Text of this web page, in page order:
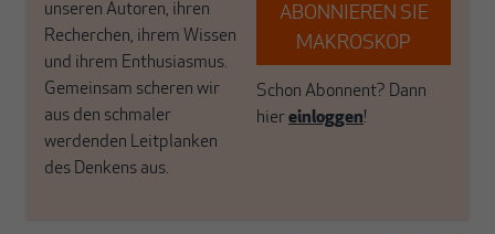
unseren Autoren, ihren
Recherchen, ihrem Wissen
und ihrem Enthusiasmus.
Gemeinsam scheren wir
aus den schmaler
werdenden Leitplanken
des Denkens aus.
ABONNIEREN SIE
MAKROSKOP
Schon Abonnent? Dann
hiereinloggen!